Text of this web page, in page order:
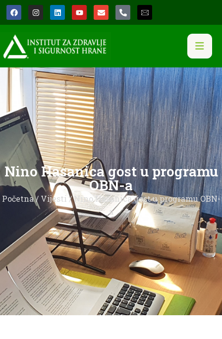
Nino Hasanica gost u programu
OBN-a
Početna/ Vijesti / Nino Hasanica gost u programu OBN-
a